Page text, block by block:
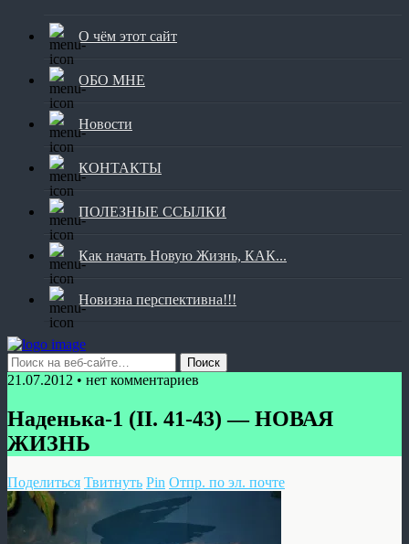
О чём этот сайт
ОБО МНЕ
Новости
КОНТАКТЫ
ПОЛЕЗНЫЕ ССЫЛКИ
Как начать Новую Жизнь, КАК...
Новизна перспективна!!!
21.07.2012 • нет комментариев
Наденька-1 (II. 41-43) — НОВАЯ
ЖИЗНЬ
Поделиться Твитнуть Pin Отпр. по эл. почте